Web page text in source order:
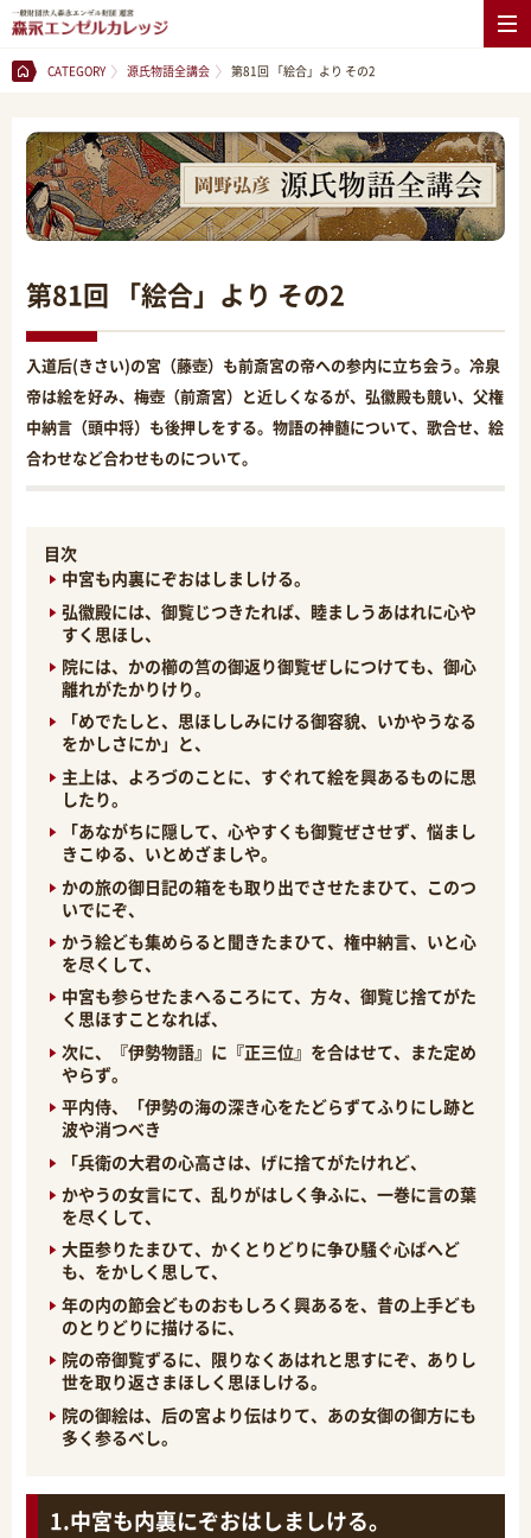
CATEGORY 源氏物語全講会 第81回 「絵合」より その2
第81回 「絵合」より その2
入道后(きさい)の宮（藤壺）も前斎宮の帝への参内に立ち会う。冷泉
帝は絵を好み、梅壺（前斎宮）と近しくなるが、弘徽殿も競い、父権
中納言（頭中将）も後押しをする。物語の神髄について、歌合せ、絵
合わせなど合わせものについて。
目次
中宮も内裏にぞおはしましける。
弘徽殿には、御覧じつきたれば、睦ましうあはれに心や
すく思ほし、
院には、かの櫛の筥の御返り御覧ぜしにつけても、御心
離れがたかりけり。
「めでたしと、思ほししみにける御容貌、いかやうなる
をかしさにか」と、
主上は、よろづのことに、すぐれて絵を興あるものに思
したり。
「あながちに隠して、心やすくも御覧ぜさせず、悩まし
きこゆる、いとめざましや。
かの旅の御日記の箱をも取り出でさせたまひて、このつ
いでにぞ、
かう絵ども集めらると聞きたまひて、権中納言、いと心
を尽くして、
中宮も参らせたまへるころにて、方々、御覧じ捨てがた
く思ほすことなれば、
次に、『伊勢物語』に『正三位』を合はせて、また定め
やらず。
平内侍、「伊勢の海の深き心をたどらずてふりにし跡と
波や消つべき
「兵衛の大君の心高さは、げに捨てがたけれど、
かやうの女言にて、乱りがはしく争ふに、一巻に言の葉
を尽くして、
大臣参りたまひて、かくとりどりに争ひ騒ぐ心ばへど
も、をかしく思して、
年の内の節会どものおもしろく興あるを、昔の上手ども
のとりどりに描けるに、
院の帝御覧ずるに、限りなくあはれと思すにぞ、ありし
世を取り返さまほしく思ほしける。
院の御絵は、后の宮より伝はりて、あの女御の御方にも
多く参るべし。
中宮も内裏にぞおはしましける。